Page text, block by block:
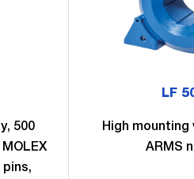
500
LF
High mounting
ARMS